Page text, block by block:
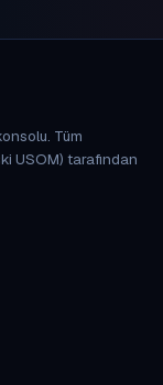
Tüm
USOM) tarafından